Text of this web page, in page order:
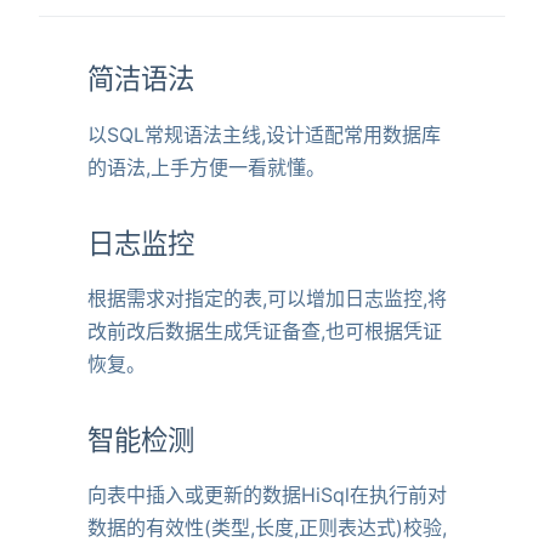
简洁语法
以SQL常规语法主线,设计适配常用数据库
的语法,上手方便一看就懂。
日志监控
根据需求对指定的表,可以增加日志监控,将
改前改后数据生成凭证备查,也可根据凭证
恢复。
智能检测
向表中插入或更新的数据HiSql在执行前对
数据的有效性(类型,长度,正则表达式)校验,